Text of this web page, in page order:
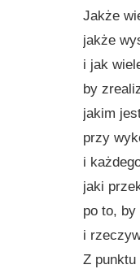
Jakże
jakże
i jak
by
jakim
przy
i
jaki
po to,
i
Z punktu